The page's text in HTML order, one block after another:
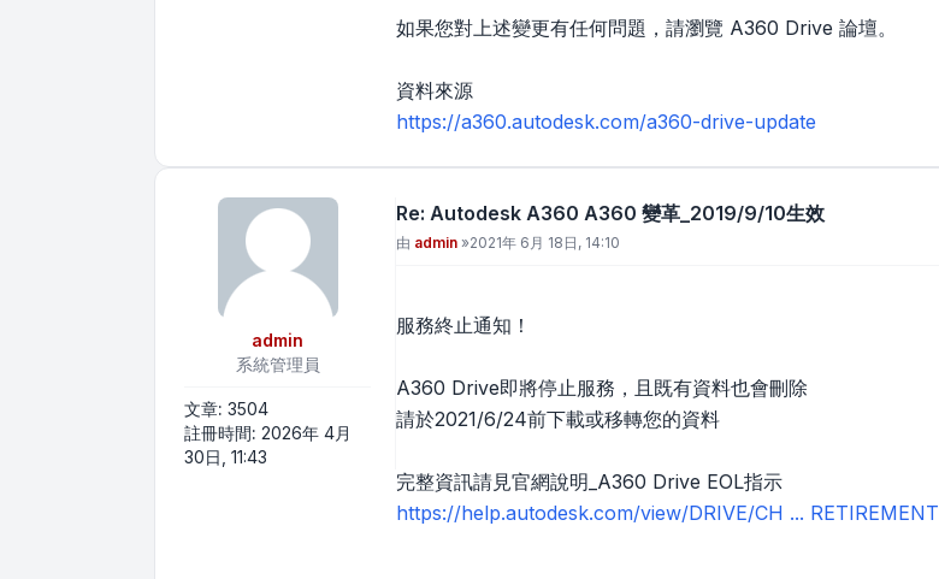
如果您對上述變更有任何問題，請瀏覽 A360 Drive 論壇。
資料來源
https://a360.autodesk.com/a360-drive-update
admin
系統管理員
文章: 3504
註冊時間: 2026年 4月
30日, 11:43
Re: Autodesk A360 A360 變革_2019/9/10生效
文章
由 admin »2021年 6月 18日, 14:10
服務終止通知！
A360 Drive即將停止服務，且既有資料也會刪除
請於2021/6/24前下載或移轉您的資料
完整資訊請見官網說明_A360 Drive EOL指示
https://help.autodesk.com/view/DRIVE/CH ... RETIREMENT